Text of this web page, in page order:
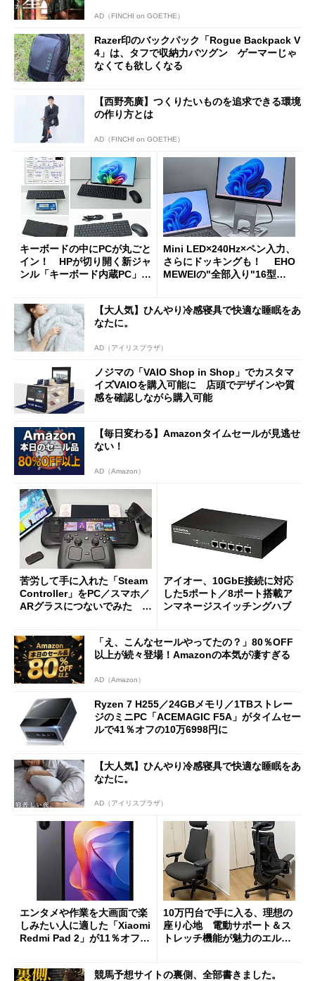
AD（FINCHI on GOETHE）
Razer印のバックパック「Rogue Backpack V
4」は、タフで収納力バツグン ゲーマーじゃ
なくても欲しくなる
【西野亮廣】つくりたいものを追求できる環境
の作り方とは
AD（FINCHI on GOETHE）
キーボードの中にPCが丸ごと
イン！ HPが切り開く新ジャ
ンル「キーボード内蔵PC」の
Mini LED×240Hz×ペン入力、
さらにドッキングも！ EHO
MEWEIの"全部入り"16型モ
【大人気】ひんやり冷感寝具で快適な睡眠をあ
なたに。
AD（アイリスプラザ）
ノジマの「VAIO Shop in Shop」でカスタマ
イズVAIOを購入可能に 店頭でデザインや質
感を確認しながら購入可能
【毎日変わる】Amazonタイムセールが見逃せ
ない！
AD（Amazon）
苦労して手に入れた「Steam
Controller」をPC／スマホ／
ARグラスにつないでみた ゲ
アイオー、10GbE接続に対応
した5ポート／8ポート搭載ア
ンマネージスイッチングハブ
「え、こんなセールやってたの？」80％OFF
以上が続々登場！Amazonの本気が凄すぎる
AD（Amazon）
Ryzen 7 H255／24GBメモリ／1TBストレー
ジのミニPC「ACEMAGIC F5A」がタイムセー
ルで41％オフの10万6998円に
【大人気】ひんやり冷感寝具で快適な睡眠をあ
なたに。
AD（アイリスプラザ）
エンタメや作業を大画面で楽
しみたい人に適した「Xiaomi
Redmi Pad 2」が11％オフの
10万円台で手に入る、理想の
座り心地 電動サポート＆ス
トレッチ機能が魅力のエルゴ
競馬予想サイトの裏側、全部書きました。